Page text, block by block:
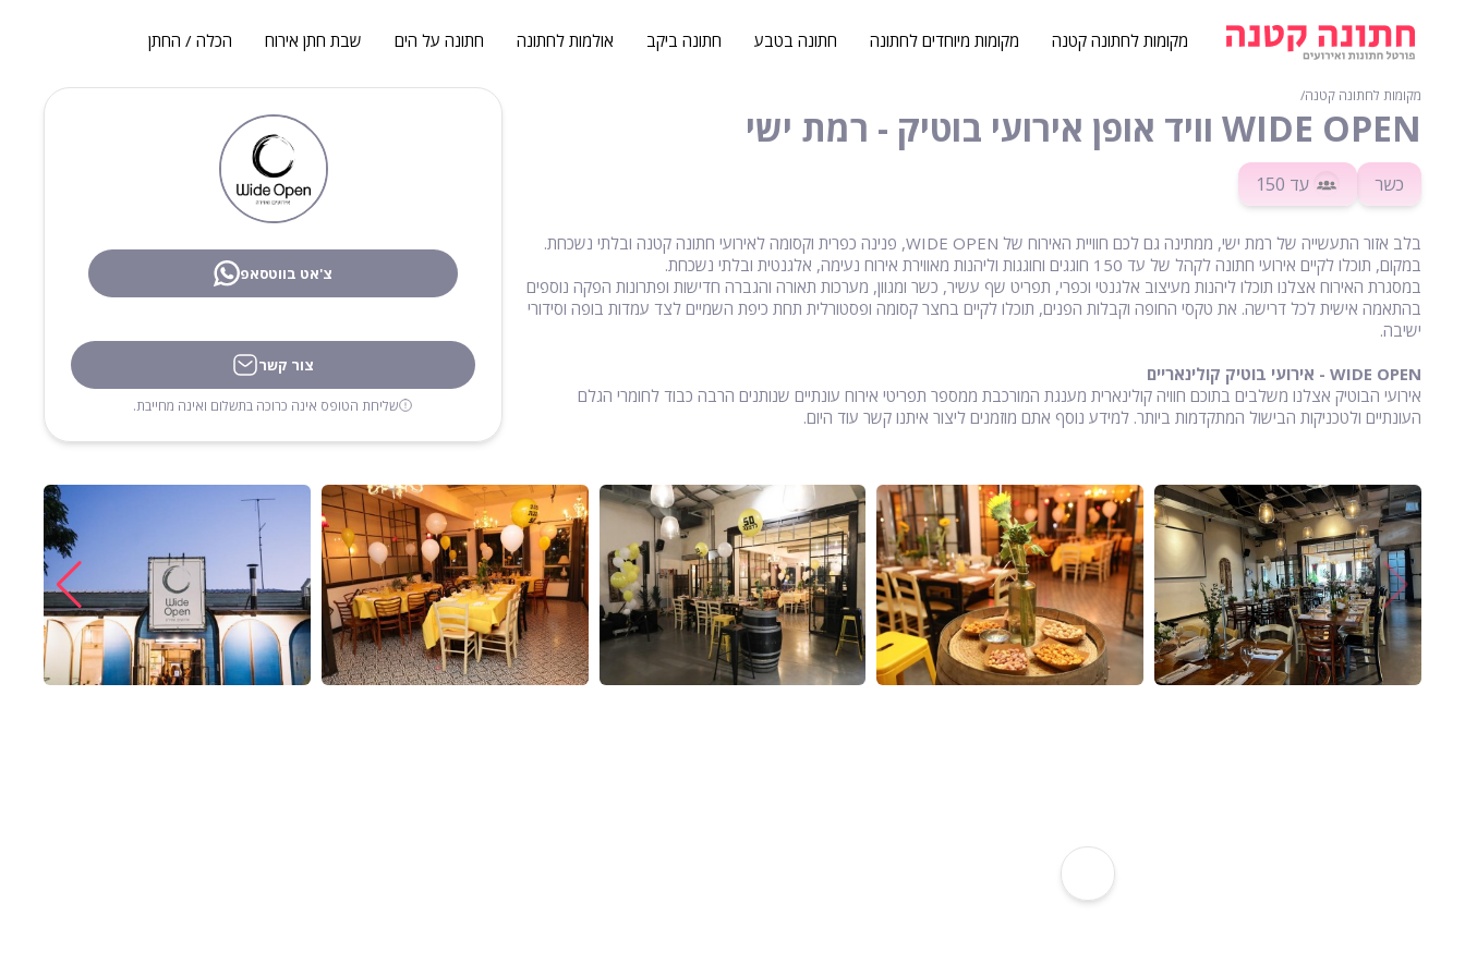
מקומות לחתונה קטנה מקומות מיוחדים לחתונה חתונה בטבע חתונה ביקב אולמות לחתונה חתונה על הים שבת חתן אירוח הכלה / החתן
צ'אט בווטסאפ
צור קשר
שליחת הטופס אינה כרוכה בתשלום ואינה מחייבת.
מקומות לחתונה קטנה∕
WIDE OPEN וויד אופן אירועי בוטיק - רמת ישי
כשר עד 150
בלב אזור התעשייה של רמת ישי, ממתינה גם לכם חוויית האירוח של WIDE OPEN, פנינה כפרית וקסומה לאירועי חתונה קטנה ובלתי נשכחת.
במקום, תוכלו לקיים אירועי חתונה לקהל של עד 150 חוגגים וחוגגות וליהנות מאווירת אירוח נעימה, אלגנטית ובלתי נשכחת.
במסגרת האירוח אצלנו תוכלו ליהנות מעיצוב אלגנטי וכפרי, תפריט שף עשיר, כשר ומגוון, מערכות תאורה והגברה חדישות ופתרונות הפקה נוספים
בהתאמה אישית לכל דרישה. את טקסי החופה וקבלות הפנים, תוכלו לקיים בחצר קסומה ופסטורלית תחת כיפת השמיים לצד עמדות בופה וסידורי
ישיבה.
WIDE OPEN - אירועי בוטיק קולינאריים
אירועי הבוטיק אצלנו משלבים בתוכם חוויה קולינארית מענגת המורכבת ממספר תפריטי אירוח עונתיים שנותנים הרבה כבוד לחומרי הגלם
העונתיים ולטכניקות הבישול המתקדמות ביותר. למידע נוסף אתם מוזמנים ליצור איתנו קשר עוד היום.